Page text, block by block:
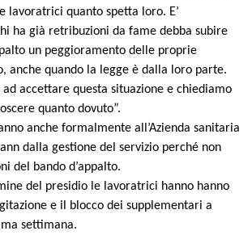
lavoratrici quanto spetta loro. E’
ha già retribuzioni da fame debba subire
un peggioramento delle proprie
anche quando la legge è dalla loro parte.
ad accettare questa situazione e chiediamo
quanto dovuto”.
anche formalmente all’Azienda sanitaria
dalla gestione del servizio perché non
del bando d’appalto.
del presidio le lavoratrici hanno hanno
e il blocco dei supplementari a
settimana.